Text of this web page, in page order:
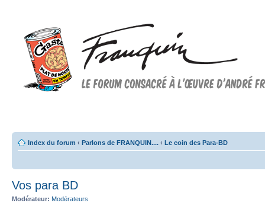
Index du forum ‹ Parlons de FRANQUIN.... ‹ Le coin des Para-BD
Vos para BD
Modérateur: Modérateurs